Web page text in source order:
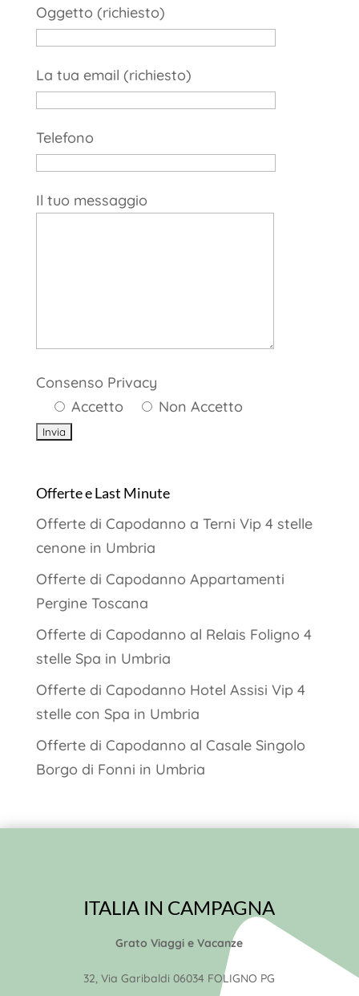
Oggetto (richiesto)
La tua email (richiesto)
Telefono
Il tuo messaggio
Consenso Privacy
Accetto
Non Accetto
Offerte e Last Minute
Offerte di Capodanno a Terni Vip 4 stelle
cenone in Umbria
Offerte di Capodanno Appartamenti
Pergine Toscana
Offerte di Capodanno al Relais Foligno 4
stelle Spa in Umbria
Offerte di Capodanno Hotel Assisi Vip 4
stelle con Spa in Umbria
Offerte di Capodanno al Casale Singolo
Borgo di Fonni in Umbria
ITALIA IN CAMPAGNA
Grato Viaggi e Vacanze
32, Via Garibaldi 06034 FOLIGNO PG